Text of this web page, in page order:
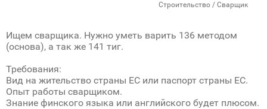
Строительство / Сварщик
Ищем сварщика. Нужно уметь варить 136 методом
(основа), а так же 141 тиг.
Требования:
Вид на жительство страны ЕС или паспорт страны ЕС.
Опыт работы сварщиком.
Знание финского языка или английского будет плюсом.